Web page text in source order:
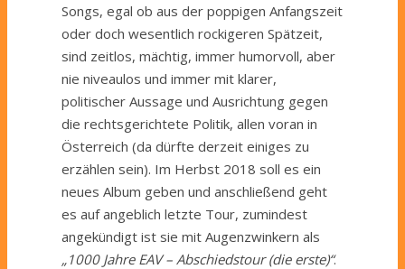
Songs, egal ob aus der poppigen Anfangszeit
oder doch wesentlich rockigeren Spätzeit,
sind zeitlos, mächtig, immer humorvoll, aber
nie niveaulos und immer mit klarer,
politischer Aussage und Ausrichtung gegen
die rechtsgerichtete Politik, allen voran in
Österreich (da dürfte derzeit einiges zu
erzählen sein). Im Herbst 2018 soll es ein
neues Album geben und anschließend geht
es auf angeblich letzte Tour, zumindest
angekündigt ist sie mit Augenzwinkern als
„1000 Jahre EAV – Abschiedstour (die erste)“.